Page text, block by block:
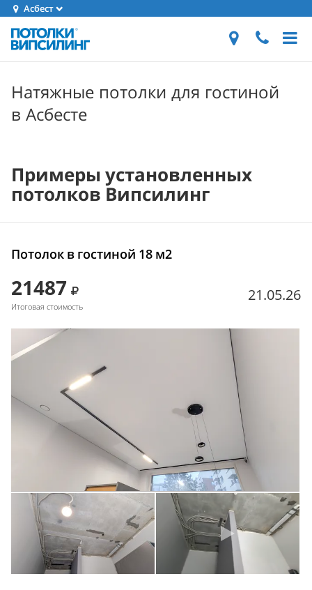
Асбест
Натяжные потолки для гостиной
в Асбесте
Примеры установленных
потолков Випсилинг
Потолок в гостиной 18 м2
21487
Итоговая стоимость
21.05.26